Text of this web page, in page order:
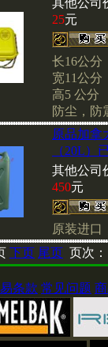
其他公司
25元
长16公分
宽11公分
高5 公分
防尘，防
原品加拿
（20L）
其他公司
450元
原装进口
下页 尾页 页次
条款 常见问题